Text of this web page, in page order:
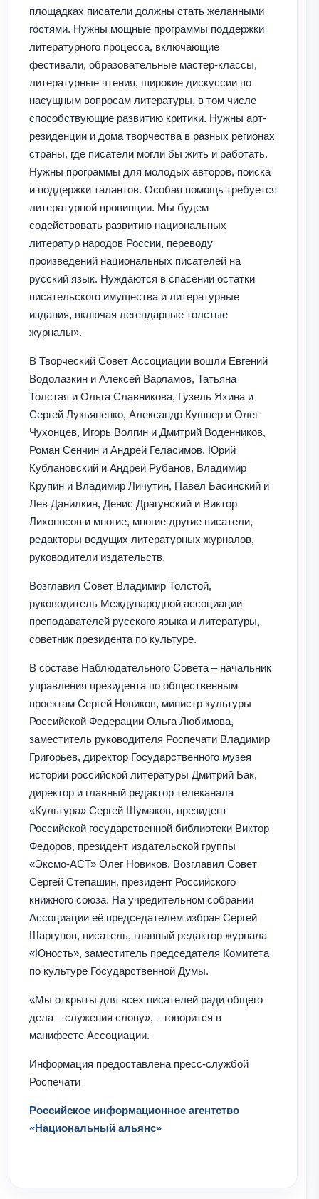
площадках писатели должны стать желанными
гостями. Нужны мощные программы поддержки
литературного процесса, включающие
фестивали, образовательные мастер-классы,
литературные чтения, широкие дискуссии по
насущным вопросам литературы, в том числе
способствующие развитию критики. Нужны арт-
резиденции и дома творчества в разных регионах
страны, где писатели могли бы жить и работать.
Нужны программы для молодых авторов, поиска
и поддержки талантов. Особая помощь требуется
литературной провинции. Мы будем
содействовать развитию национальных
литератур народов России, переводу
произведений национальных писателей на
русский язык. Нуждаются в спасении остатки
писательского имущества и литературные
издания, включая легендарные толстые
журналы».
В Творческий Совет Ассоциации вошли Евгений
Водолазкин и Алексей Варламов, Татьяна
Толстая и Ольга Славникова, Гузель Яхина и
Сергей Лукьяненко, Александр Кушнер и Олег
Чухонцев, Игорь Волгин и Дмитрий Воденников,
Роман Сенчин и Андрей Геласимов, Юрий
Кублановский и Андрей Рубанов, Владимир
Крупин и Владимир Личутин, Павел Басинский и
Лев Данилкин, Денис Драгунский и Виктор
Лихоносов и многие, многие другие писатели,
редакторы ведущих литературных журналов,
руководители издательств.
Возглавил Совет Владимир Толстой,
руководитель Международной ассоциации
преподавателей русского языка и литературы,
советник президента по культуре.
В составе Наблюдательного Совета – начальник
управления президента по общественным
проектам Сергей Новиков, министр культуры
Российской Федерации Ольга Любимова,
заместитель руководителя Роспечати Владимир
Григорьев, директор Государственного музея
истории российской литературы Дмитрий Бак,
директор и главный редактор телеканала
«Культура» Сергей Шумаков, президент
Российской государственной библиотеки Виктор
Федоров, президент издательской группы
«Эксмо-АСТ» Олег Новиков. Возглавил Совет
Сергей Степашин, президент Российского
книжного союза. На учредительном собрании
Ассоциации её председателем избран Сергей
Шаргунов, писатель, главный редактор журнала
«Юность», заместитель председателя Комитета
по культуре Государственной Думы.
«Мы открыты для всех писателей ради общего
дела – служения слову», – говорится в
манифесте Ассоциации.
Информация предоставлена пресс-службой
Роспечати
Российское информационное агентство
«Национальный альянс»